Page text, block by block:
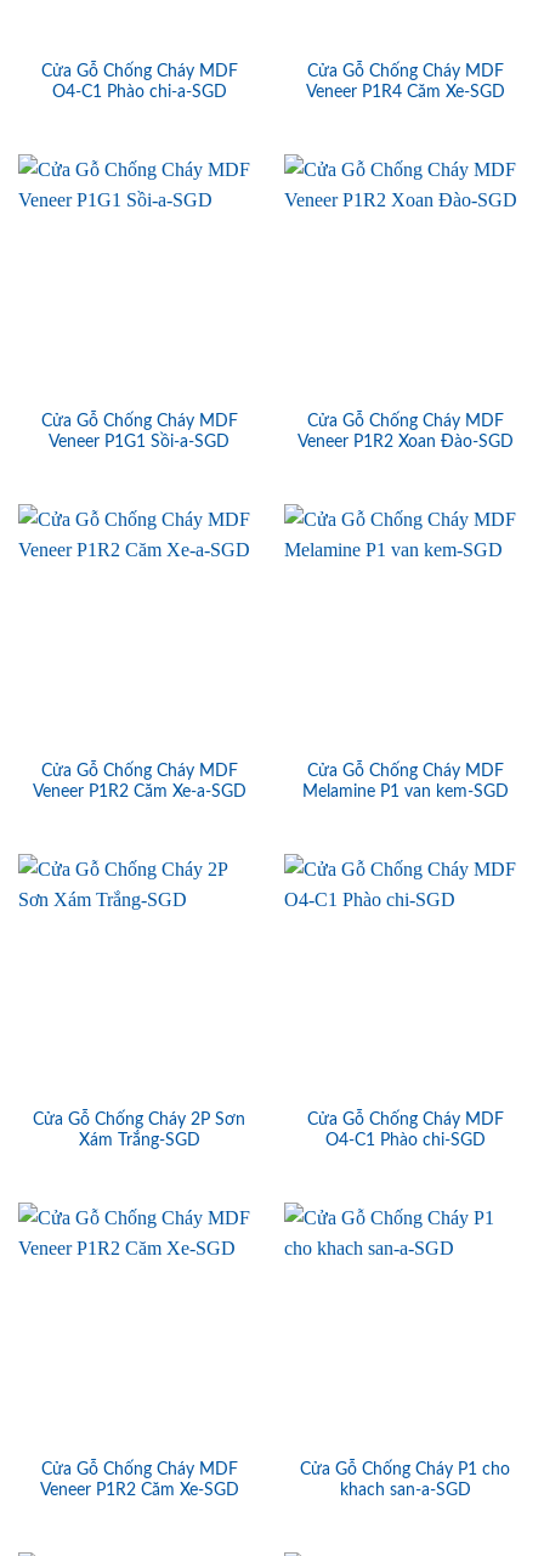
Cửa Gỗ Chống Cháy MDF
O4-C1 Phào chi-a-SGD
Cửa Gỗ Chống Cháy MDF
Veneer P1R4 Căm Xe-SGD
Cửa Gỗ Chống Cháy MDF
Veneer P1G1 Sồi-a-SGD
Cửa Gỗ Chống Cháy MDF
Veneer P1R2 Xoan Đào-SGD
Cửa Gỗ Chống Cháy MDF
Veneer P1R2 Căm Xe-a-SGD
Cửa Gỗ Chống Cháy MDF
Melamine P1 van kem-SGD
Cửa Gỗ Chống Cháy 2P Sơn
Xám Trắng-SGD
Cửa Gỗ Chống Cháy MDF
O4-C1 Phào chi-SGD
Cửa Gỗ Chống Cháy MDF
Veneer P1R2 Căm Xe-SGD
Cửa Gỗ Chống Cháy P1 cho
khach san-a-SGD